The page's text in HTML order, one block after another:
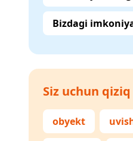
Bizdagi
Siz uchun
obyekt